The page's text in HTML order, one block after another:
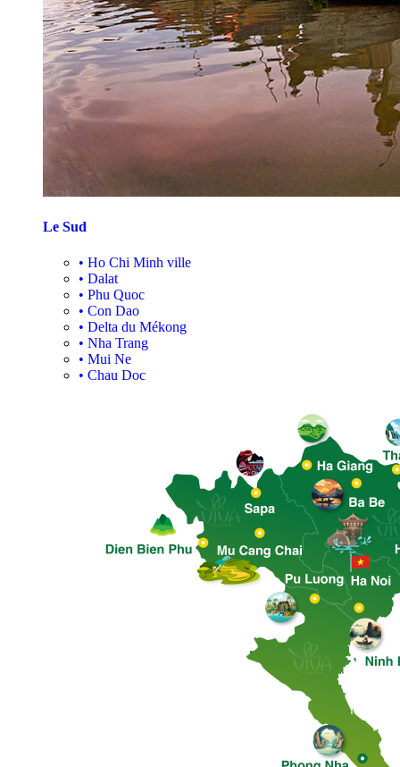
Le Sud
• Ho Chi Minh ville
• Dalat
• Phu Quoc
• Con Dao
• Delta du Mékong
• Nha Trang
• Mui Ne
• Chau Doc